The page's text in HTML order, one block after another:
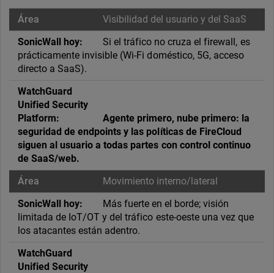
Visibilidad del usuario y del SaaS
Si el tráfico no cruza el firewall, es
prácticamente invisible (Wi-Fi doméstico, 5G, acceso
directo a SaaS).
Agente primero, nube primero: la
seguridad de endpoints y las políticas de FireCloud
siguen al usuario a todas partes con control continuo
de SaaS/web.
Movimiento interno/lateral
Más fuerte en el borde; visión
limitada de IoT/OT y del tráfico este-oeste una vez que
los atacantes están adentro.